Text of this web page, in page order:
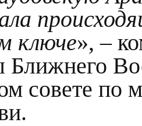
ключе», –
Ближнего
совете